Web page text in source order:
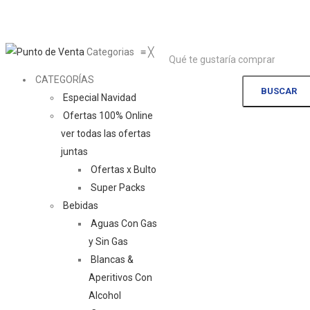
Categorias ≡╳
CATEGORÍAS
Especial Navidad
Ofertas 100% Online
ver todas las ofertas
juntas
Ofertas x Bulto
Super Packs
Bebidas
Aguas Con Gas
y Sin Gas
Blancas &
Aperitivos Con
Alcohol
BUSCAR